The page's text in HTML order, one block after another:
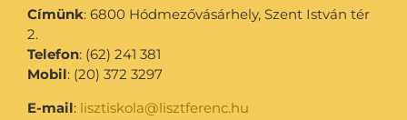
Címünk: 6800 Hódmezővásárhely, Szent István tér
2.
Telefon: (62) 241 381
Mobil: (20) 372 3297
E-mail: lisztiskola@lisztferenc.hu